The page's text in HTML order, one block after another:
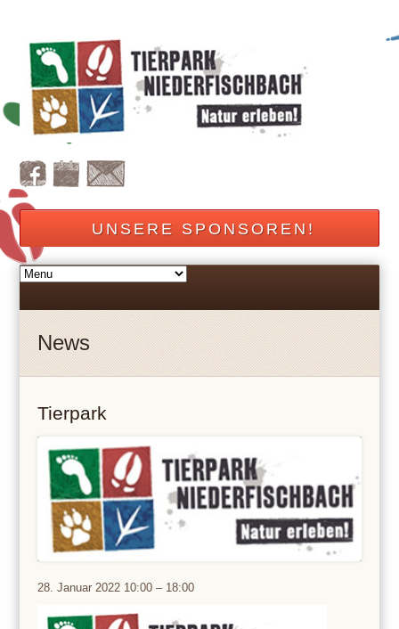
UNSERE SPONSOREN!
News
Tierpark
Tierpark
28. Januar 2022 10:00 – 18:00